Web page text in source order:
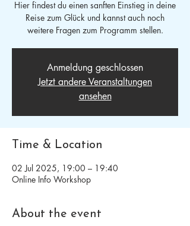
Hier findest du einen sanften Einstieg in deine
Reise zum Glück und kannst auch noch
weitere Fragen zum Programm stellen.
Anmeldung geschlossen
Jetzt andere Veranstaltungen
ansehen
Time & Location
02 Jul 2025, 19:00 – 19:40
Online Info Workshop
About the event